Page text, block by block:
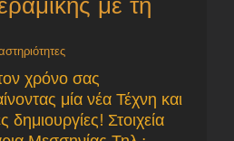
με τη
χρόνο σας
μία νέα Τέχνη και
Στοιχεία